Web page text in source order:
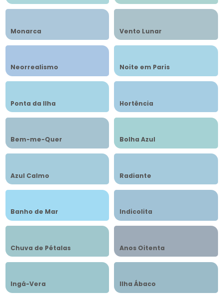
Monarca Vento Lunar
Neorrealismo Noite em Paris
Ponta da Ilha Hortência
Bem-me-Quer Bolha Azul
Azul Calmo Radiante
Banho de Mar Indicolita
Chuva de Pétalas Anos Oitenta
Ingá-Vera Ilha Ábaco